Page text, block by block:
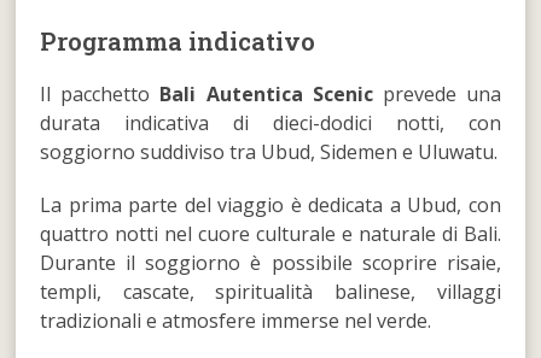
Programma indicativo
Il pacchetto Bali Autentica Scenicprevede una
durata indicativa di dieci-dodici notti, con
soggiorno suddiviso tra Ubud, Sidemen e Uluwatu.
La prima parte del viaggio è dedicata a Ubud, con
quattro notti nel cuore culturale e naturale di Bali.
Durante il soggiorno è possibile scoprire risaie,
templi, cascate, spiritualità balinese, villaggi
tradizionali e atmosfere immerse nel verde.